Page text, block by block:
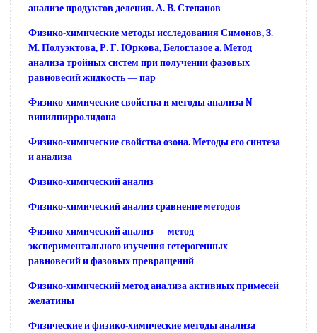
анализе продуктов деления. А. В. Степанов
Физико-химические методы исследования Симонов, 3.
М. Полуэктова, Р. Г. Юркова, Белоглазое а. Метод
анализа тройных систем при получении фазовых
равновесий жидкость — пар
Физико-химические свойства и методы анализа N-
винилпирролидона
Физико-химические свойства озона. Методы его синтеза
и анализа
Физико-химический анализ
Физико-химический анализ сравнение методов
Физико-химический анализ — метод
экспериментального изучения гетерогенных
равновесий и фазовых превращений
Физико-химический метод анализа активных примесей
желатины
Физические и физико-химические методы анализа